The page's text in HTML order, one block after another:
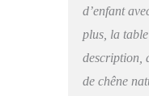
d’enfant
plus, la
description,
de chêne